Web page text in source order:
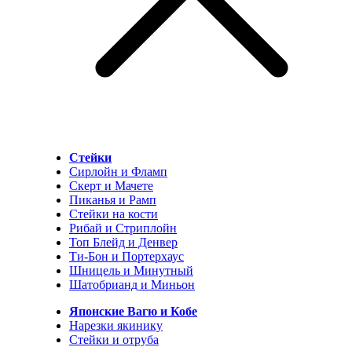
Стейки
Сирлойн и Фламп
Скерт и Мачете
Пиканья и Рамп
Стейки на кости
Рибай и Стриплойн
Топ Блейд и Денвер
Ти-Бон и Портерхаус
Шницель и Минутный
Шатобрианд и Миньон
Японские Вагю и Кобе
Нарезки якинику
Стейки и отруба